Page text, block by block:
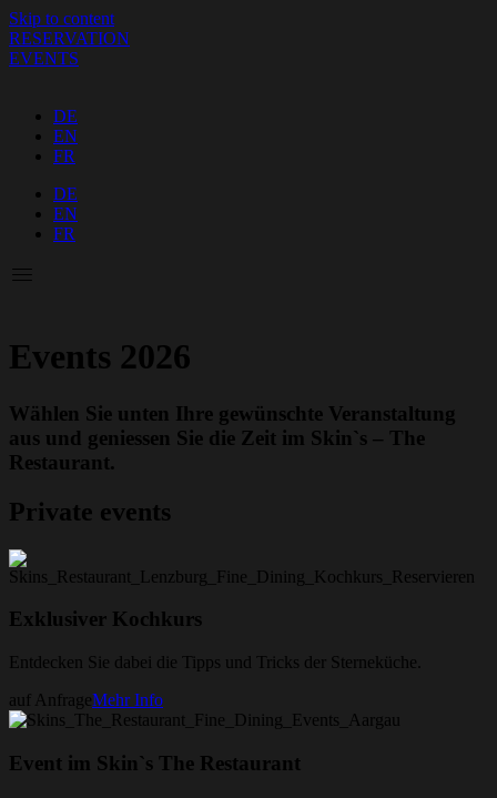
Skip to content
RESERVATION
EVENTS
DE
EN
FR
DE
EN
FR
Events 2026
Wählen Sie unten Ihre gewünschte Veranstaltung
aus und geniessen Sie die Zeit im Skin`s – The
Restaurant.
Private events
Exklusiver Kochkurs
Entdecken Sie dabei die Tipps und Tricks der Sterneküche.
auf AnfrageMehr Info
Event im Skin`s The Restaurant